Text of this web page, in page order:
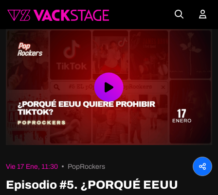
Play
Video
Vie 17 Ene, 11:30 PopRockers
Episodio #5. ¿PORQUÉ EEUU